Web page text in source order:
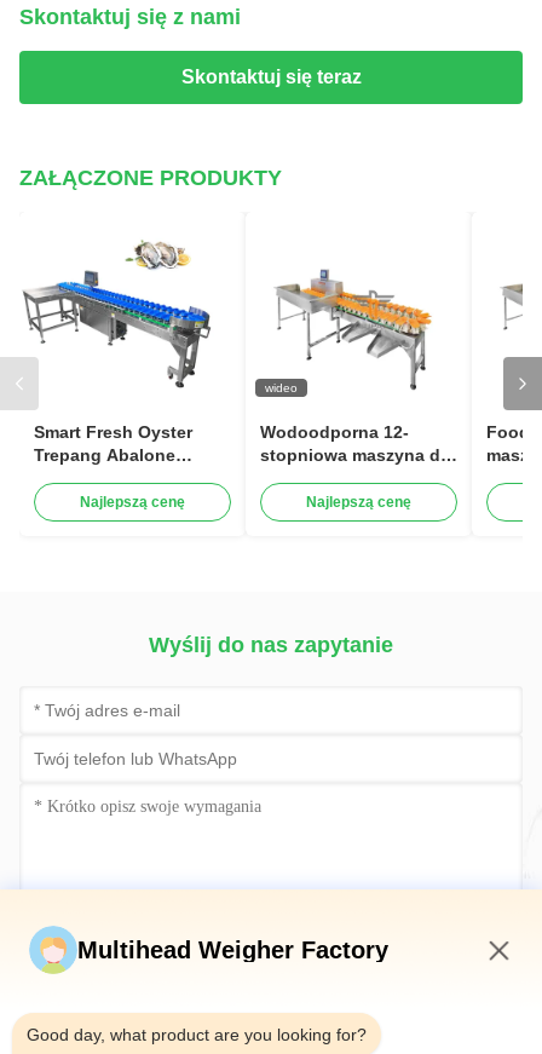
Skontaktuj się z nami
Skontaktuj się teraz
ZAŁĄCZONE PRODUKTY
Smart Fresh Oyster
Trepang Abalone
sortowania 1-12
poziomów maszyna do
Najlepszą cenę
wideo
Wodoodporna 12-
stopniowa maszyna do
wieloma przenośnikami
taśmowymi dla ryb
Najlepszą cenę
Food
Wyślij do nas zapytanie
Wyślij teraz
Multihead Weigher Factory
Good day, what product are you looking for?